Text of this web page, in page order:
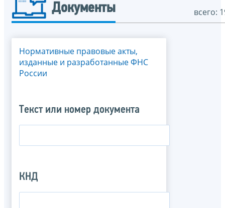
Документы всего:
Нормативные правовые акты,
изданные и разработанные ФНС
России
Текст или номер документа
КНД